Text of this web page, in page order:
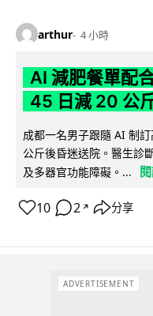
arthur 4 小時
AI 減肥餐單配
45 日減 20 公
成都一名男子跟隨 AI 制
公斤後昏迷送院。醫生診
及多器官功能障礙。...
10 2 ↗ 分享
ADVERTISEMENT